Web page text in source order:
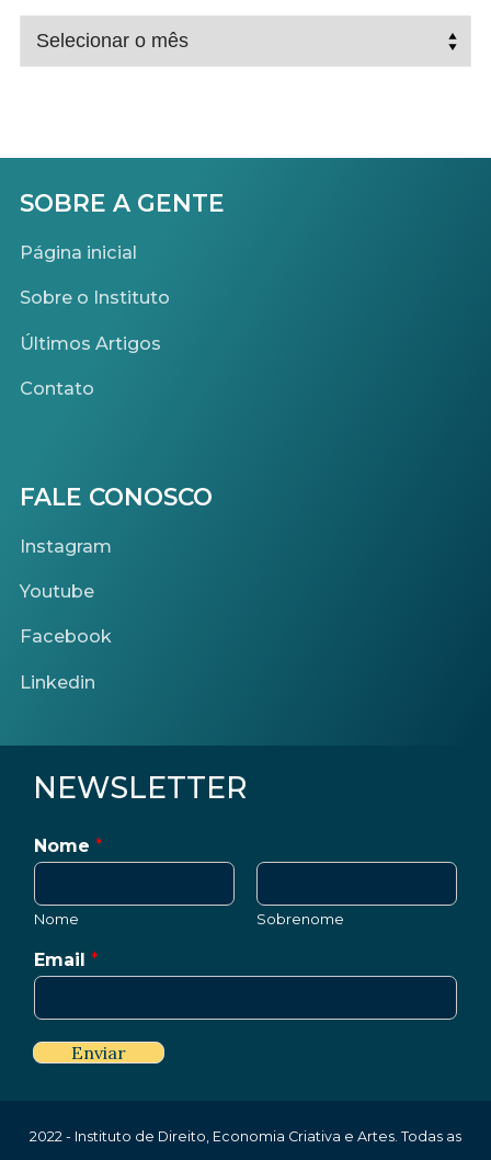
ARQUIVO
OS
SOBRE A GENTE
Página inicial
Sobre o Instituto
Últimos Artigos
Contato
FALE CONOSCO
Instagram
Youtube
Facebook
Linkedin
NEWSLETTER
Nome *
Nome Sobrenome
Email *
Enviar
2022 - Instituto de Direito, Economia Criativa e Artes. Todas as